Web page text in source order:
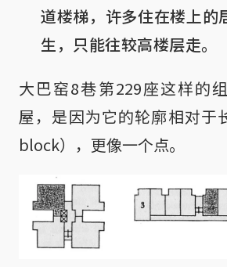
道楼梯，许多住在楼上的
生，只能往较高楼层走。
大巴窑8巷第229座这样的
屋，是因为它的轮廓相对于
block），更像一个点。